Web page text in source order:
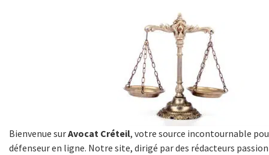
Bienvenue surAvocat Créteil, votre source incontournable
défenseur en ligne. Notre site, dirigé par des rédacteurs